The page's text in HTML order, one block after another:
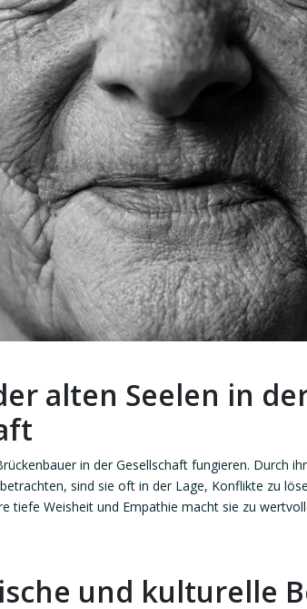
alten Seelen in
in der Gesellschaft fungieren. Durch
sind sie oft in der Lage, Konflikte zu
tiefe Weisheit und Empathie macht sie zu
und kulturelle